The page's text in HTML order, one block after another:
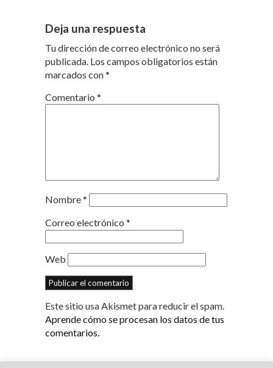
Deja una respuesta
Tu dirección de correo electrónico no será
publicada. Los campos obligatorios están
marcados con*
Comentario *
Nombre*
Correo electrónico *
Web
Este sitio usa Akismet para reducir el spam.
Aprende cómo se procesan los datos de tus
comentarios.